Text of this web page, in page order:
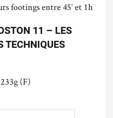
footings entre 45′ et 1h
11 – LES
TECHNIQUES
(F)